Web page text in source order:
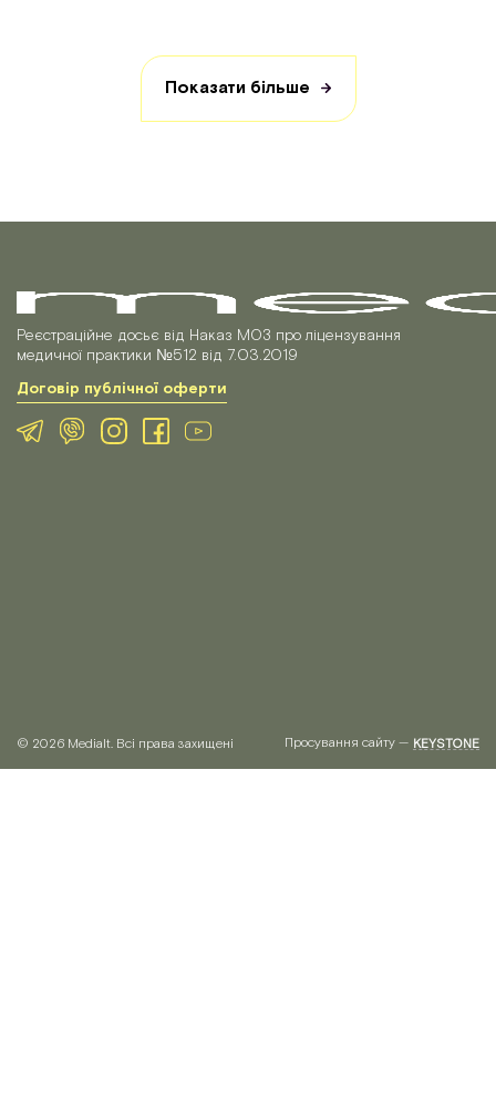
Показати більше
Реєстраційне досьє від Наказ МОЗ про ліцензування
медичної практики №512 від 7.03.2019
Договір публічної оферти
© 2026 Medialt. Всі права захищені Просування сайту — KEYSTONE